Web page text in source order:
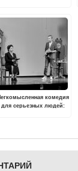
комедия
для серьезных людей: